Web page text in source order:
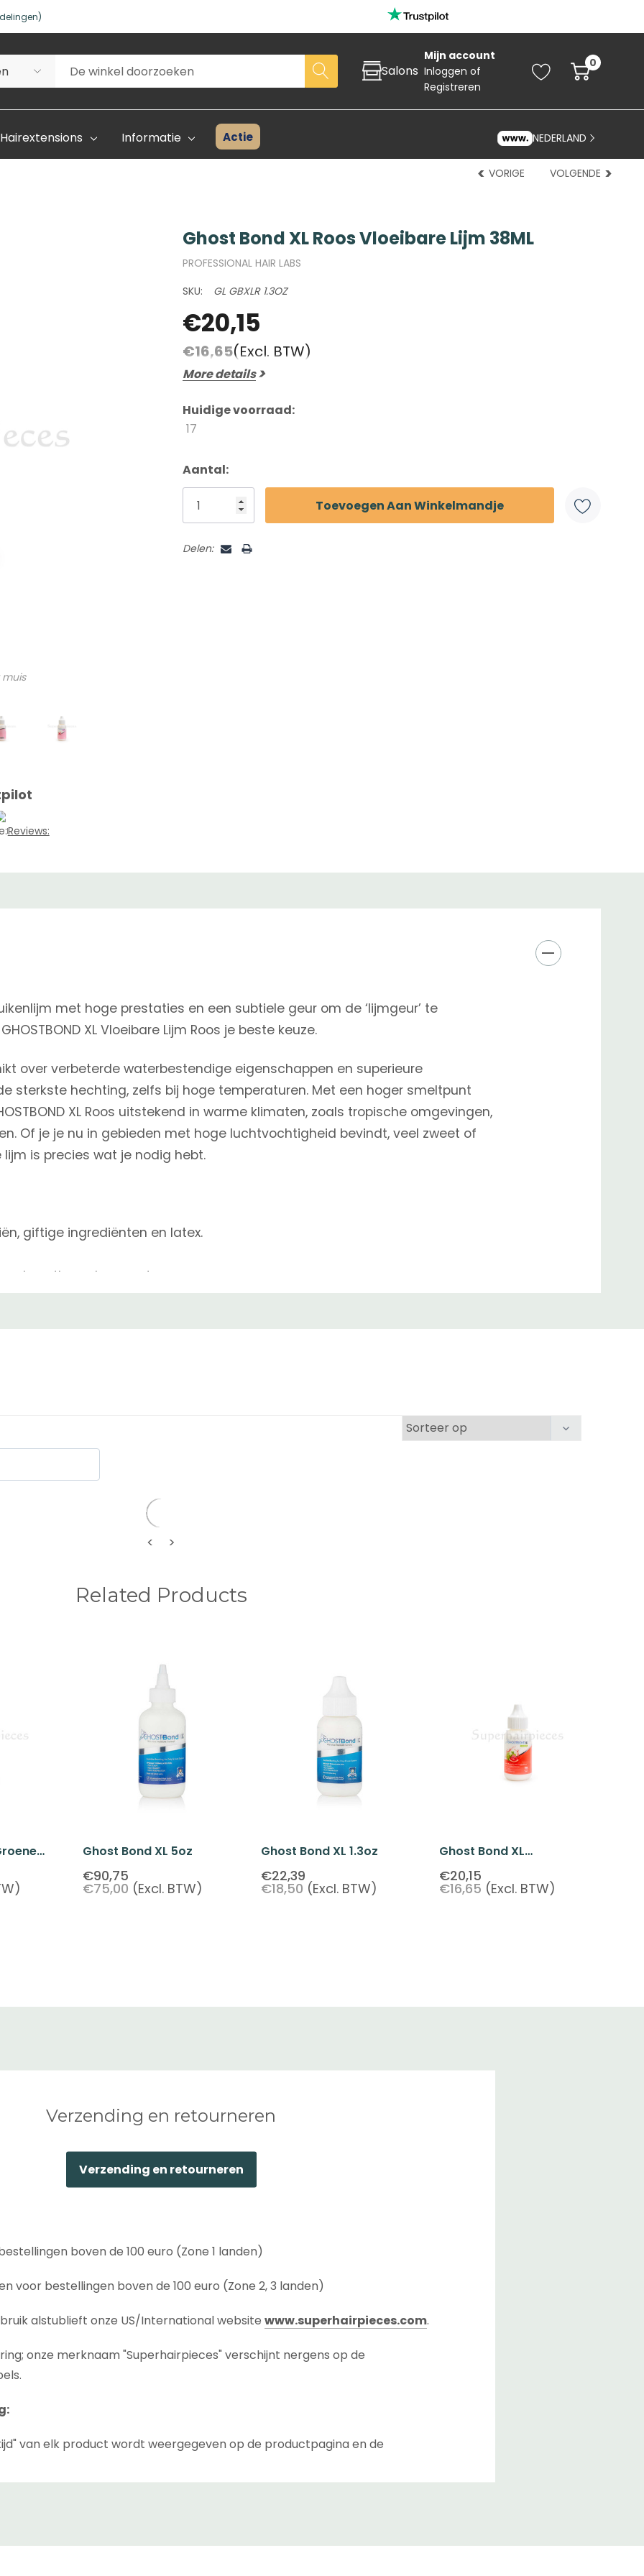
Salons
Mijn account
Inloggenof
Registreren
0
Hairextensions Informatie
Beoordelingen En Getuigenissen
Verzending En Retourneren
Actie NEDERLAND
Reviews:
VORIGE VOLGENDE
Ghost Bond XL Roos Vloeibare Lijm 38ML
PROFESSIONAL HAIR LABS
SKU:
GL GBXLR 1.3OZ
€20,15
€16,65(Excl. BTW)
More details
Huidige voorraad:
17
Aantal:
Delen:
met hoge prestaties en een subtiele geur om de ‘lijmgeur’ te
XL Vloeibare Lijm Roos je beste keuze.
over verbeterde waterbestendige eigenschappen en superieure
sterkste hechting, zelfs bij hoge temperaturen. Met een hoger smeltpunt
XL Roos uitstekend in warme klimaten, zoals tropische omgevingen,
Of je je nu in gebieden met hoge luchtvochtigheid bevindt, veel zweet of
is precies wat je nodig hebt.
giftige ingrediënten en latex.
haarsystemen.
matte finish achter.
< >
Related Products
38ML
Ghost Bond XL 5oz
€90,75
€75,00 (Excl. BTW)
Ghost Bond XL 1.3oz
€22,39
€18,50 (Excl. BTW)
Ghost Bond XL
Watermelon 1.3oz (Drip
Top)
€20,15
€16,65 (Excl. BTW)
Verzending en retourneren
Verzending en retourneren
boven de 100 euro (Zone 1 landen)
voor bestellingen boven de 100 euro (Zone 2, 3 landen)
alstublieft onze US/International website www.superhairpieces.com.
onze merknaam "Superhairpieces" verschijnt nergens op de
van elk product wordt weergegeven op de productpagina en de
het product niet op voorraad hebben in ons magazijn in Nederland.